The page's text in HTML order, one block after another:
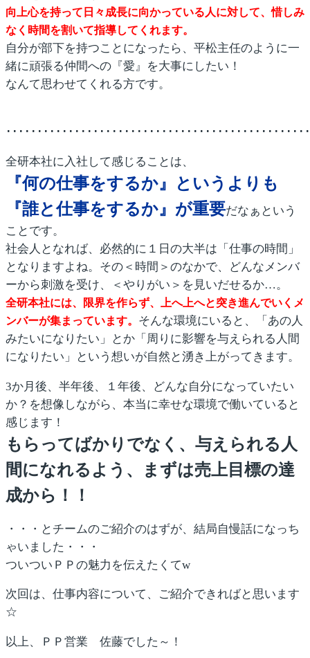
向上心を持って日々成長に向かっている人に対して、惜しみ
なく時間を割いて指導してくれます。
自分が部下を持つことになったら、平松主任のように一
緒に頑張る仲間への『愛』を大事にしたい！
なんて思わせてくれる方です。
････････････････････････････････････････････････
全研本社に入社して感じることは、
『何の仕事をするか』というよりも
『誰と仕事をするか』が重要だなぁという
ことです。
社会人となれば、必然的に１日の大半は「仕事の時間」
となりますよね。その＜時間＞のなかで、どんなメンバ
ーから刺激を受け、＜やりがい＞を見いだせるか…。
全研本社には、限界を作らず、上へ上へと突き進んでいくメ
ンバーが集まっています。 そんな環境にいると、「あの人
みたいになりたい」とか「周りに影響を与えられる人間
になりたい」という想いが自然と湧き上がってきます。
3か月後、半年後、１年後、どんな自分になっていたい
か？を想像しながら、本当に幸せな環境で働いていると
感じます！
もらってばかりでなく、与えられる人
間になれるよう、まずは売上目標の達
成から！！
・・・とチームのご紹介のはずが、結局自慢話になっち
ゃいました・・・
ついついＰＰの魅力を伝えたくてw
次回は、仕事内容について、ご紹介できればと思います
☆
以上、ＰＰ営業 佐藤でした～！